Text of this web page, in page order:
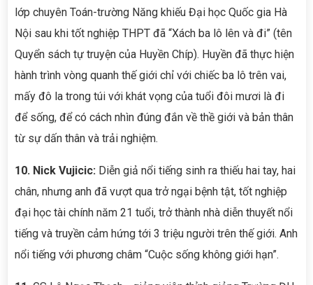
lớp chuyên Toán-trường Năng khiếu Đại học Quốc gia Hà
Nội sau khi tốt nghiệp THPT đã “Xách ba lô lên và đi” (tên
Quyển sách tự truyện của Huyền Chíp). Huyền đã thực hiện
hành trình vòng quanh thế giới chỉ với chiếc ba lô trên vai,
mấy đô la trong túi với khát vọng của tuổi đôi mươi là đi
để sống, để có cách nhìn đúng đắn về thề giới và bản thân
từ sự dấn thân và trải nghiệm.
10. Nick Vujicic: Diễn giả nổi tiếng sinh ra thiếu hai tay, hai
chân, nhưng anh đã vượt qua trở ngại bệnh tật, tốt nghiệp
đại học tài chính năm 21 tuổi, trở thành nhà diễn thuyết nổi
tiếng và truyền cảm hứng tới 3 triệu người trên thế giới. Anh
nổi tiếng với phương châm “Cuộc sống không giới hạn”.